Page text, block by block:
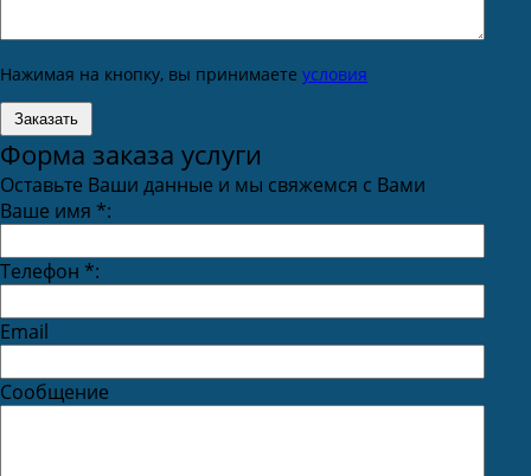
Нажимая на кнопку, вы принимаете условия
Форма заказа услуги
Оставьте Ваши данные и мы свяжемся с Вами
Ваше имя *:
Телефон *:
Email
Сообщение